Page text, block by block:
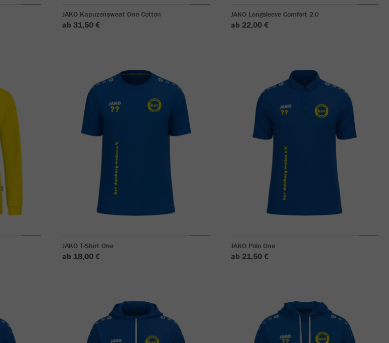
JAKO Kapuzensweat One Cotton
ab 31,50 €
JAKO Longsleeve Comfort 2.0
ab 22,00 €
JAKO T-Shirt One
ab 18,00 €
JAKO Polo One
ab 21,50 €